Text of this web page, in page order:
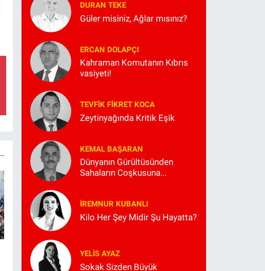
DURAN TEKE
Güler misiniz, Ağlar mısınız?
ERCAN DOLAPÇI
Kahraman Komutanın Kıbrıs
vasiyeti!
TEVFIK FIKRET KOCA
Zeytinyağında Kritik Eşik
KEMAL BAŞARAN
Dünyanın Gürültüsünden
Sahaların Coşkusuna...
İREMNUR KUBANLI
Kilo Her Şey Midir Şu Hayatta?
YELIS AYAZ
Sokak Sizden Büyük